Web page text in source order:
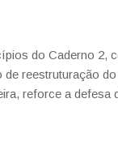
do Caderno 2,
reestruturação
reforce a defesa